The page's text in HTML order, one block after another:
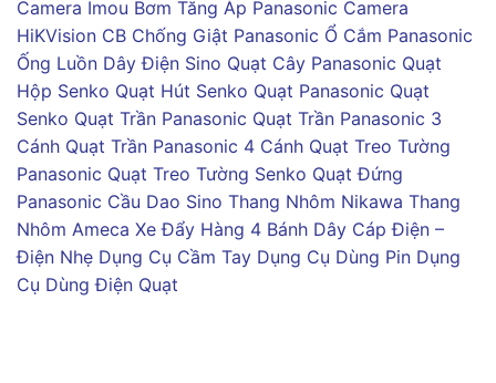
Camera Imou Bơm Tăng Áp Panasonic Camera
HiKVision CB Chống Giật Panasonic Ổ Cắm Panasonic
Ống Luồn Dây Điện Sino Quạt Cây Panasonic Quạt
Hộp Senko Quạt Hút Senko Quạt Panasonic Quạt
Senko Quạt Trần Panasonic Quạt Trần Panasonic 3
Cánh Quạt Trần Panasonic 4 Cánh Quạt Treo Tường
Panasonic Quạt Treo Tường Senko Quạt Đứng
Panasonic Cầu Dao Sino Thang Nhôm Nikawa Thang
Nhôm Ameca Xe Đẩy Hàng 4 Bánh Dây Cáp Điện –
Điện Nhẹ Dụng Cụ Cầm Tay Dụng Cụ Dùng Pin Dụng
Cụ Dùng Điện Quạt